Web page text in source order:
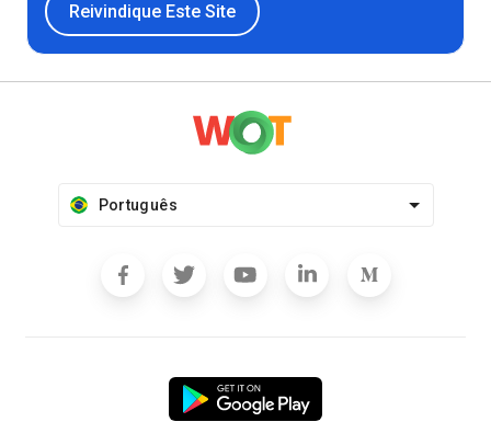
Reivindique Este Site
Português